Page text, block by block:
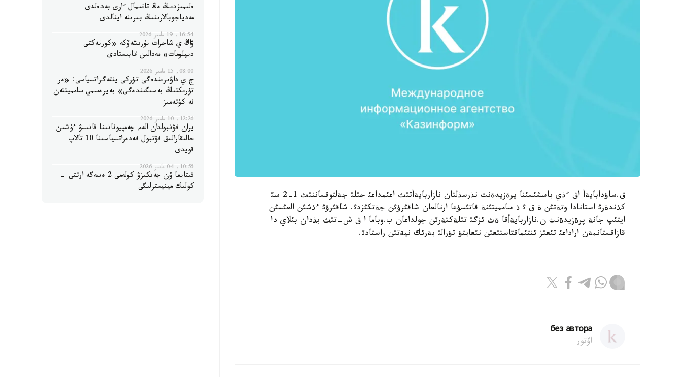
ق.ساؤدابايةأ اق ءذي باسشئسئنا پرةزيدةنت نذرسذلتان نازاربايةأتئث اعئمداعئ جئلئ جةلتوقساننئث 1-2 سئ
كذندةرئ استانادا وتةتئن ة ق ئ ذ سامميتئنة قاتئسؤعا ارنالعان شاقئرؤئن جةتكئزدئ. شاقئرؤئ ءذشئن العئسئن
ايتئپ جانة پرةزيدةنت ن.نازاربايةأقا ةث ئزگئ تئلةكتةرئن جولداعان ب.وباما ا ق ش-تئث بذدان بئلاي دا
قازاقستانمةن اراداعئ تئعئز ئنتئماقتاستئعئن نئعايتؤ تؤرالئ بةرئك نيةتئن راستادئ.
без автора
اۆتور
ەلىمىزدىڭ ەڭ تانىمال ءارى بەدەلدى
مەدياجوبالارىنىڭ بىرىنە اينالدى
16:54, 19 مامىر 2026
ۋاڭ ي شاحرات نۇرىشەۆكە «كورنەكتى
ديپلومات» مەدالىن تابىستادى
08:00, 15 مامىر 2026
ج ي داۋىرىندەگى تۇركى ينتەگراتسياسى: «ەر
تۇرىكتىڭ بەسىگىندەگى» بەيرەسمي سامميتتەن
نە كۇتەمىز
12:26, 10 مامىر 2026
يران فۋتبولدان الەم چەمپيوناتىنا قاتىسۋ ءۇشىن
حالىقارالىق فۋتبول فەدەراتسياسىنا 10 تالاپ
قويدى
10:55, 04 مامىر 2026
قىتايعا ۇن جەتكىزۋ كولەمى 2 ەسەگە ارتتى -
كولىك مينيسترلىگى